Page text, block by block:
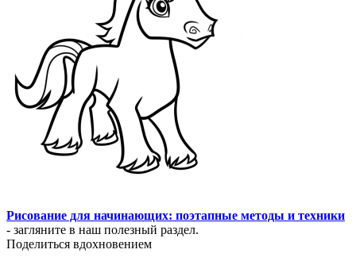
Рисование для начинающих: поэтапные методы и техники
- загляните в наш полезный раздел.
Поделиться вдохновением